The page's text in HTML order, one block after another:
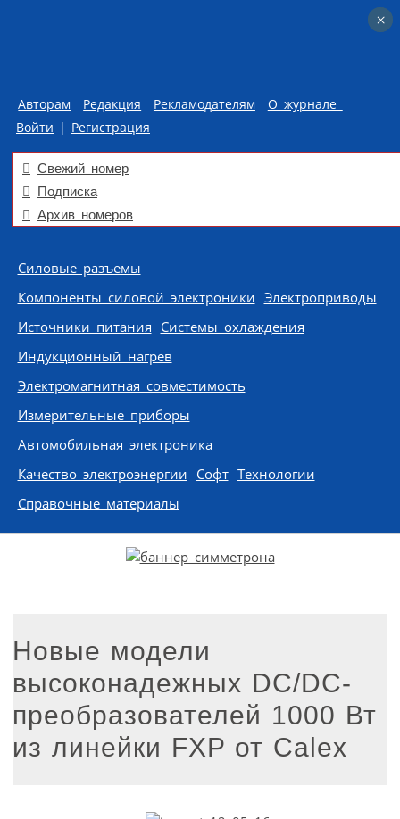
Авторам Редакция Рекламодателям
О журнале
Войти | Регистрация
Свежий номер
Подписка
Архив номеров
Skip to content
Силовые разъемы
Компоненты силовой электроники Электроприводы
Источники питания Системы охлаждения
Индукционный нагрев
Электромагнитная совместимость
Измерительные приборы
Автомобильная электроника
Качество электроэнергии Софт Технологии
Справочные материалы
Новые модели
высоконадежных DC/DC-
преобразователей 1000 Вт
из линейки FXP от Calex
×
×